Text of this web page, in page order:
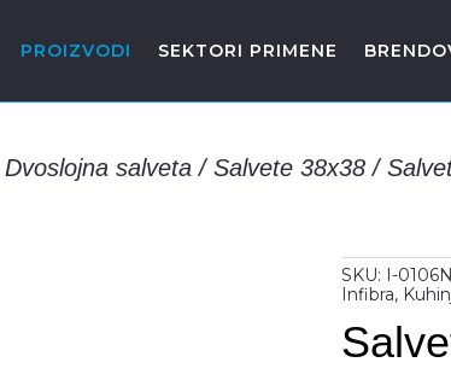
PROIZVODI SEKTORI PRIMENE
Dvoslojna salveta /Salvete 38x38 /
SKU: I-0106N
Infibra,